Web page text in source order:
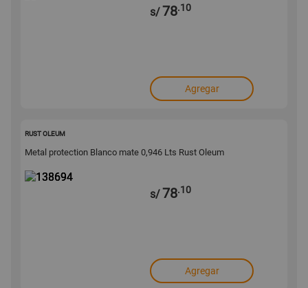
s/78.10
Agregar
RUST OLEUM
Metal protection Blanco mate 0,946 Lts Rust Oleum
s/78.10
Agregar